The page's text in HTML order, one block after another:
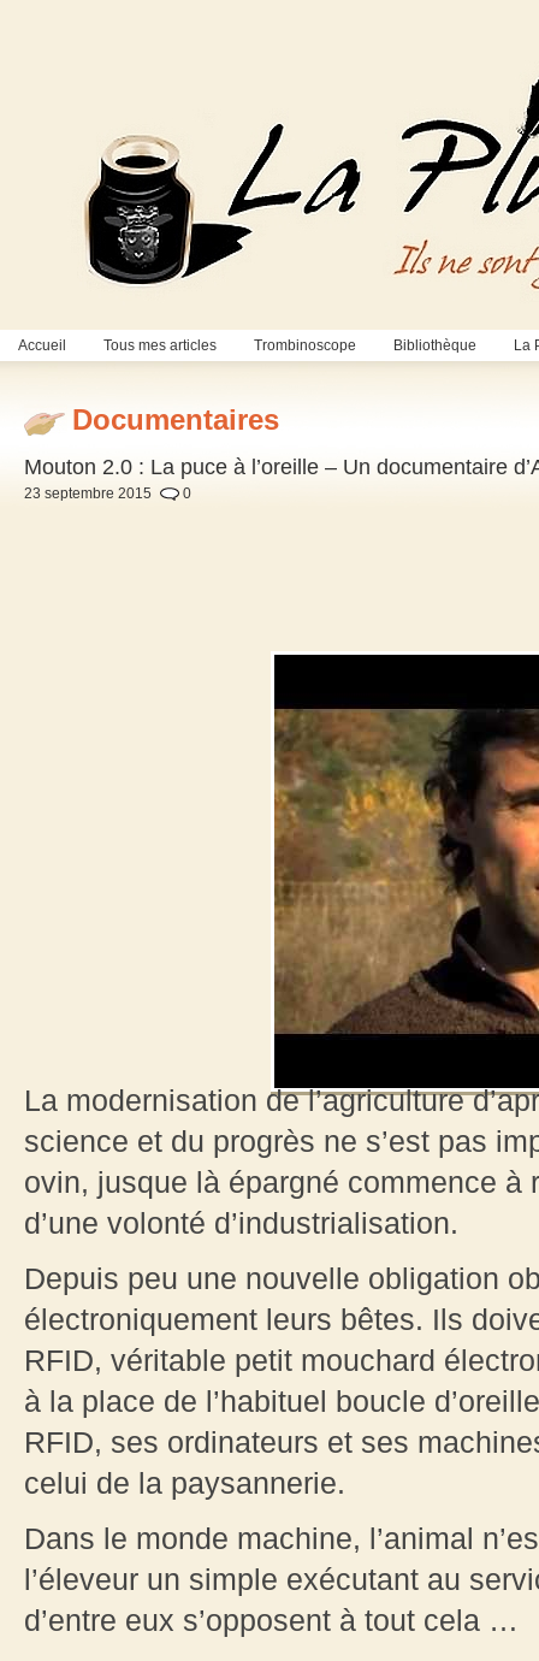
Accueil Tous mes articles Trombinoscope Bibliothèque La
Documentaires
Mouton 2.0 : La puce à l’oreille – Un documentaire
23 septembre 2015 0
La modernisation de l’agriculture
science et du progrès ne s’est pas
ovin, jusque là épargné commence
d’une volonté d’industrialisation.
Depuis peu une nouvelle obligation
électroniquement leurs bêtes. Ils
RFID, véritable petit mouchard
à la place de l’habituel boucle
RFID, ses ordinateurs et ses
celui de la paysannerie.
Dans le monde machine, l’animal
l’éleveur un simple exécutant au
d’entre eux s’opposent à tout cela …